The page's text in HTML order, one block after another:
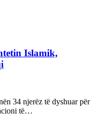
Islamik,
34 njerëz të dyshuar për
të…